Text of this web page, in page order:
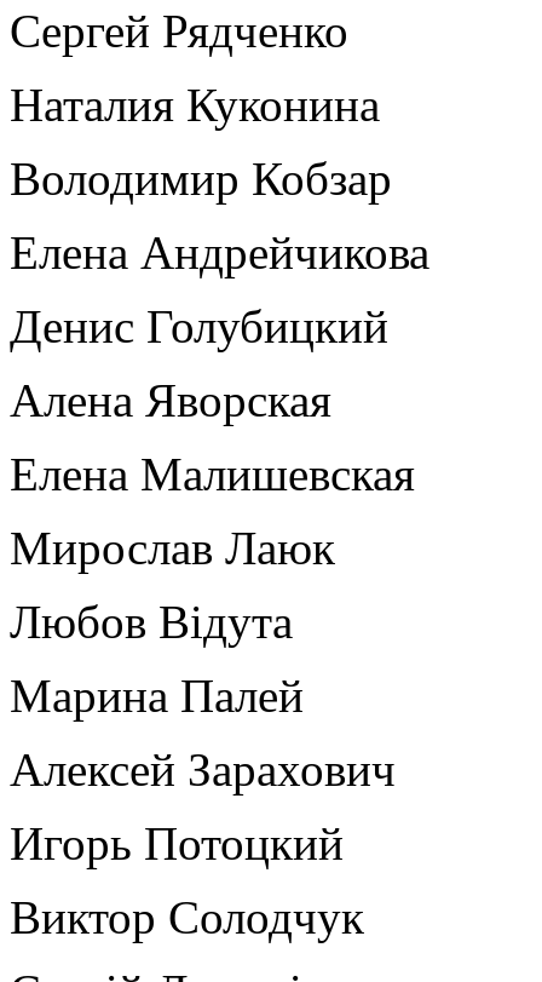
Сергей Рядченко
Наталия Куконина
Володимир Кобзар
Елена Андрейчикова
Денис Голубицкий
Алена Яворская
Елена Малишевская
Мирослав Лаюк
Любов Відута
Марина Палей
Алексей Зарахович
Игорь Потоцкий
Виктор Солодчук